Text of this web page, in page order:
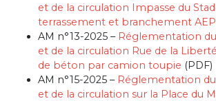
et de la circulation Impasse du
terrassement et branchement AEP
AM n°13-2025 – Réglementation
et de la circulation Rue de la
de béton par camion toupie (PDF)
AM n°15-2025 – Réglementation
et de la circulation sur la Place du